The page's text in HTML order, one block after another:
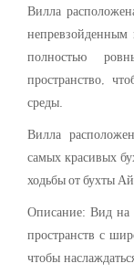
Вилла
полностью
пространство,
среды.
Вилла
самых красивых
ходьбы от бухты
Описание: Вид на
пространств с
чтобы